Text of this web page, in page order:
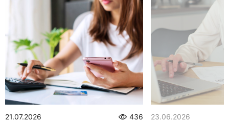
21.07.2026 436 23.06.2026